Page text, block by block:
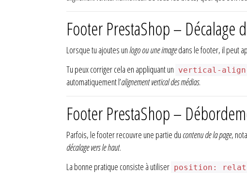
Footer PrestaShop – Décalage
Lorsque tu ajoutes unlogo ou une imagedans le footer, il peut
Tu peux corriger cela en appliquant un vertical-
automatiquement l’alignement vertical des médias.
Footer PrestaShop –
Parfois, le footer recouvre une partie du contenu de la page,
décalage vers le haut.
La bonne pratique consiste à utiliser position: